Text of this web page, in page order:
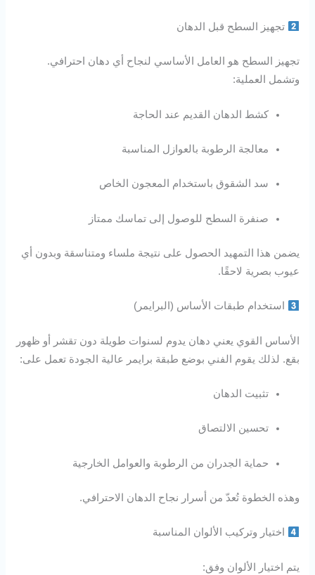
تجهيز السطح قبل الدهان
تجهيز السطح هو العامل الأساسي لنجاح أي دهان احترافي.
وتشمل العملية:
كشط الدهان القديم عند الحاجة
معالجة الرطوبة بالعوازل المناسبة
سد الشقوق باستخدام المعجون الخاص
صنفرة السطح للوصول إلى تماسك ممتاز
يضمن هذا التمهيد الحصول على نتيجة ملساء ومتناسقة وبدون أي
عيوب بصرية لاحقًا.
استخدام طبقات الأساس (البرايمر)
الأساس القوي يعني دهان يدوم لسنوات طويلة دون تقشر أو ظهور
بقع. لذلك يقوم الفني بوضع طبقة برايمر عالية الجودة تعمل على:
تثبيت الدهان
تحسين الالتصاق
حماية الجدران من الرطوبة والعوامل الخارجية
وهذه الخطوة تُعدّ من أسرار نجاح الدهان الاحترافي.
اختيار وتركيب الألوان المناسبة
يتم اختيار الألوان وفق: